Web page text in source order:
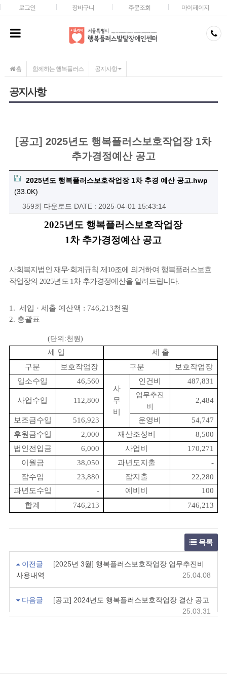
메인콘텐츠 바로가기
로그인 장바구니 주문조회 마이페이지
홈 함께하는 행복플러스 공지사항
공지사항
[공고] 2025년도 행복플러스보호작업장 1차
추가경정예산 공고
2025년도 행복플러스보호작업장 1차 추경 예산 공고.hwp
(33.0K)
359회 다운로드 DATE : 2025-04-01 15:43:14
2025년도 행복플러스보호작업장
1차 추가경정예산 공고
사회복지법인 재무∙회계규칙 제 10조에 의거하여 행복플러스보호
작업장의 2025년도 1차 추가경정예산을 알려드립니다.
1. 세입 · 세출 예산액 : 746,213천원
2. 총괄표
(단위 :천원)
세 입
세 출
구분
보호작업장 구분
보호작업장
입소수입
46,560
사
무
비
인건비 487,831
사업수입 112,800
업무추진
비
2,484
보조금수입 516,923 운영비
54,747
후원금수입
2,000 재산조성비
8,500
법인전입금
6,000 사업비
170,271
이월금
38,050 과년도지출
-
잡수입
23,880 잡지출
22,280
과년도수입
- 예비비
100
합계
746,213 746,213
목록
이전글
[2025년 3월] 행복플러스보호작업장 업무추진비
사용내역
25.04.08
다음글
[공고] 2024년도 행복플러스보호작업장 결산 공고
25.03.31